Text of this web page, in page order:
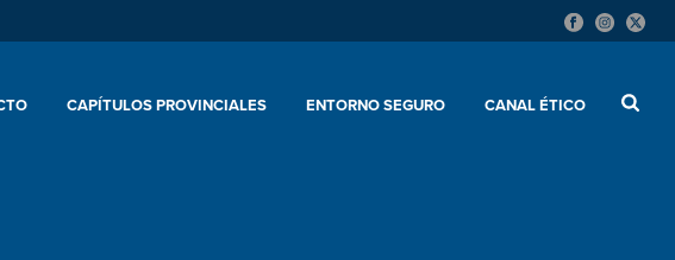
CAPÍTULOS PROVINCIALES ENTORNO SEGURO CANAL ÉTICO